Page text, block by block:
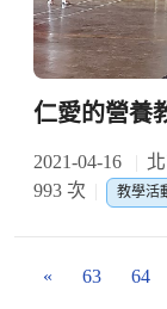
仁愛的營養
2021-04-16
993 次
教學活
« 63 64